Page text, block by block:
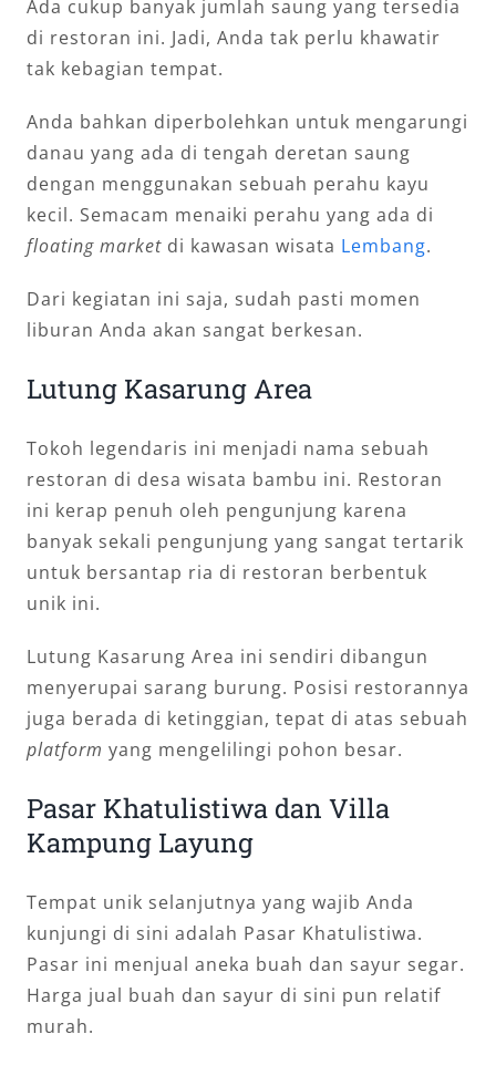
Ada cukup banyak jumlah saung yang tersedia
di restoran ini. Jadi, Anda tak perlu khawatir
tak kebagian tempat.
Anda bahkan diperbolehkan untuk mengarungi
danau yang ada di tengah deretan saung
dengan menggunakan sebuah perahu kayu
kecil. Semacam menaiki perahu yang ada di
floating marketdi kawasan wisata Lembang.
Dari kegiatan ini saja, sudah pasti momen
liburan Anda akan sangat berkesan.
Lutung Kasarung Area
Tokoh legendaris ini menjadi nama sebuah
restoran di desa wisata bambu ini. Restoran
ini kerap penuh oleh pengunjung karena
banyak sekali pengunjung yang sangat tertarik
untuk bersantap ria di restoran berbentuk
unik ini.
Lutung Kasarung Area ini sendiri dibangun
menyerupai sarang burung. Posisi restorannya
juga berada di ketinggian, tepat di atas sebuah
platform yang mengelilingi pohon besar.
Pasar Khatulistiwa dan Villa
Kampung Layung
Tempat unik selanjutnya yang wajib Anda
kunjungi di sini adalah Pasar Khatulistiwa.
Pasar ini menjual aneka buah dan sayur segar.
Harga jual buah dan sayur di sini pun relatif
murah.